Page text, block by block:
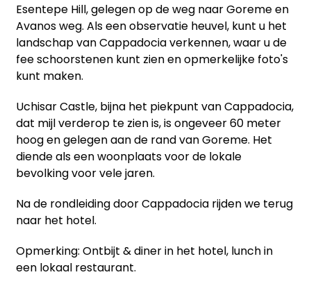
Esentepe Hill, gelegen op de weg naar Goreme en
Avanos weg. Als een observatie heuvel, kunt u het
landschap van Cappadocia verkennen, waar u de
fee schoorstenen kunt zien en opmerkelijke foto's
kunt maken.
Uchisar Castle, bijna het piekpunt van Cappadocia,
dat mijl verderop te zien is, is ongeveer 60 meter
hoog en gelegen aan de rand van Goreme. Het
diende als een woonplaats voor de lokale
bevolking voor vele jaren.
Na de rondleiding door Cappadocia rijden we terug
naar het hotel.
Opmerking: Ontbijt & diner in het hotel, lunch in
een lokaal restaurant.